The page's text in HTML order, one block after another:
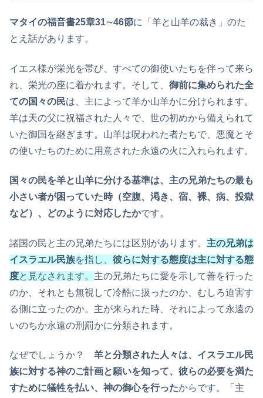
マタイの福音書25章31∼46節に「羊と山羊の裁き」のた
とえ話があります。
イエス様が栄光を帯び、すべての御使いたちを伴って来ら
れ、栄光の座に着かれます。そして、 御前に集められた全
ての国々の民は、主によって羊か山羊かに分けられます。
羊は天の父に祝福された人々で、世の初めから備えられて
いた御国を継ぎます。山羊は呪われた者たちで、悪魔とそ
の使いたちのために用意された永遠の火に入れられます。
国々の民を羊と山羊に分ける基準は、主の兄弟たちの最も
小さい者が困っていた時（空腹、渇き、宿、裸、病、投獄
など）、どのように対応したかです。
諸国の民と主の兄弟たちには区別があります。 主の兄弟は
イスラエル民族を指し、 彼らに対する態度は主に対する態
度と見なされます。 主の兄弟たちに愛を示して善を行った
のか、それとも無視して冷酷に扱ったのか、むしろ迫害す
る側に立ったのか。主が来られた時、それによって永遠の
いのちか永遠の刑罰かに分類されます。
なぜでしょうか？ 羊と分類された人々は、イスラエル民
族に対する神のご計画と願いを知って、彼らの必要を満た
すために犠牲を払い、神の御心を行ったからです。「主